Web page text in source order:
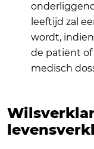
leeftijd zal
wordt,
de patiënt
medisch